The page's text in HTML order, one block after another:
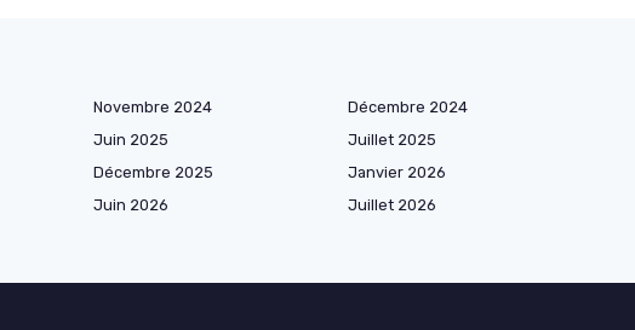
Novembre 2024
Décembre 2024
Juin 2025
Juillet 2025
Décembre 2025
Janvier 2026
Juin 2026
Juillet 2026